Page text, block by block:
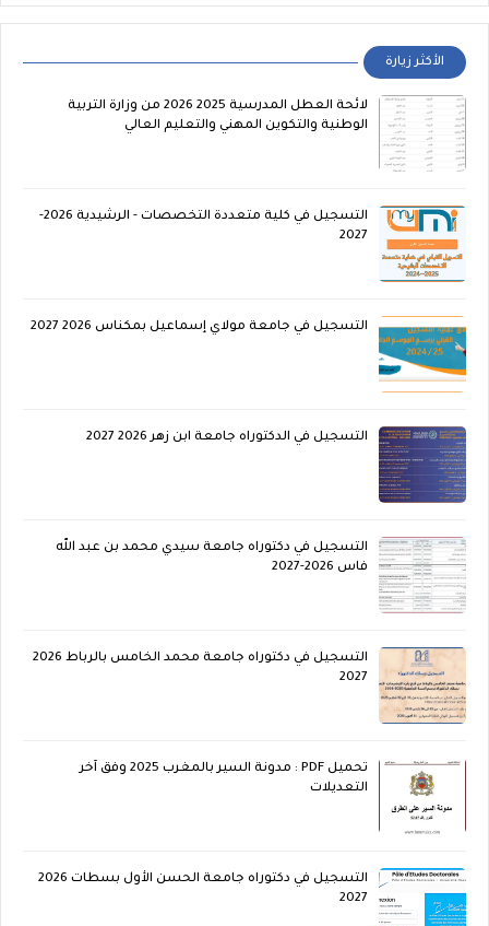
الأكثر زيارة
لائحة العطل المدرسية 2025 2026 من وزارة التربية
الوطنية والتكوين المهني والتعليم العالي
التسجيل في كلية متعددة التخصصات - الرشيدية 2026-
2027
التسجيل في جامعة مولاي إسماعيل بمكناس 2026 2027
التسجيل في الدكتوراه جامعة ابن زهر 2026 2027
التسجيل في دكتوراه جامعة سيدي محمد بن عبد الله
فاس 2026-2027
التسجيل في دكتوراه جامعة محمد الخامس بالرباط 2026
2027
تحميل PDF : مدونة السير بالمغرب 2025 وفق آخر
التعديلات
التسجيل في دكتوراه جامعة الحسن الأول بسطات 2026
2027